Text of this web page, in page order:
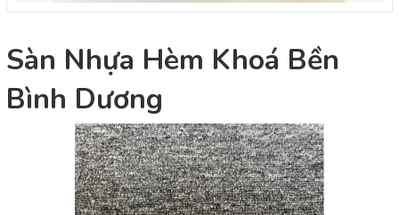
Sàn Nhựa Hèm Khoá Bền
Bình Dương